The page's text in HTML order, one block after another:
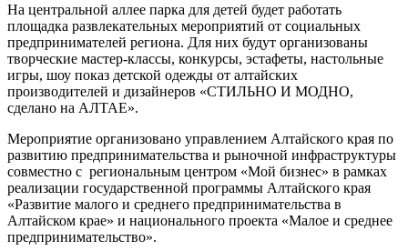
На центральной аллее парка для детей будет работать
площадка развлекательных мероприятий от социальных
предпринимателей региона. Для них будут организованы
творческие мастер-классы, конкурсы, эстафеты, настольные
игры, шоу показ детской одежды от алтайских
производителей и дизайнеров «СТИЛЬНО И МОДНО,
сделано на АЛТАЕ».
Мероприятие организовано управлением Алтайского края по
развитию предпринимательства и рыночной инфраструктуры
совместно с региональным центром «Мой бизнес» в рамках
реализации государственной программы Алтайского края
«Развитие малого и среднего предпринимательства в
Алтайском крае» и национального проекта «Малое и среднее
предпринимательство».